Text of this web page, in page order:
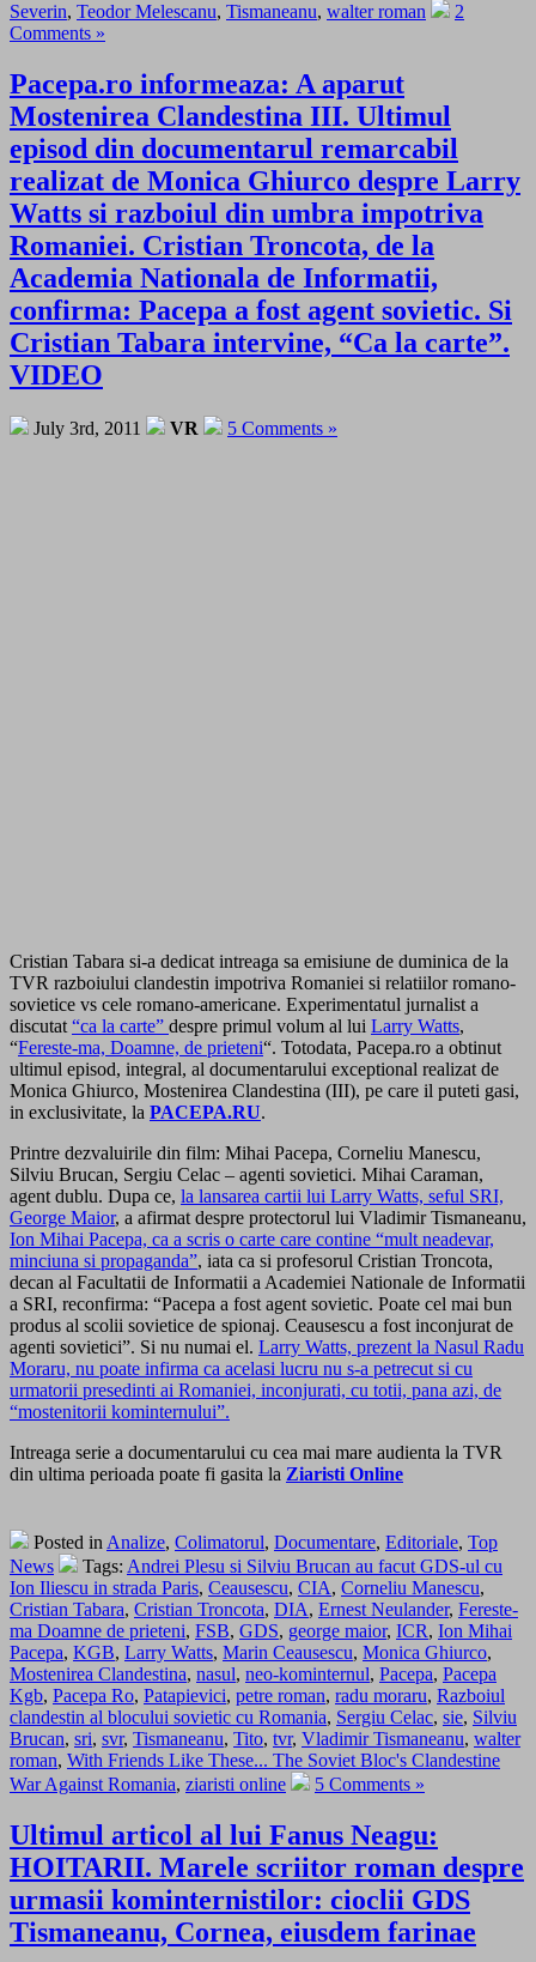
Severin, Teodor Melescanu, Tismaneanu, walter roman
2
Comments »
Pacepa.ro informeaza: A aparut
Mostenirea Clandestina III. Ultimul
episod din documentarul remarcabil
realizat de Monica Ghiurco despre Larry
Watts si razboiul din umbra impotriva
Romaniei. Cristian Troncota, de la
Academia Nationala de Informatii,
confirma: Pacepa a fost agent sovietic. Si
Cristian Tabara intervine, “Ca la carte”.
VIDEO
July 3rd, 2011 VR 5 Comments »
Cristian Tabara si-a dedicat intreaga sa emisiune de duminica de la
TVR razboiului clandestin impotriva Romaniei si relatiilor romano-
sovietice vs cele romano-americane. Experimentatul jurnalist a
discutat “ca la carte” despre primul volum al lui Larry Watts,
“Fereste-ma, Doamne, de prieteni“. Totodata, Pacepa.ro a obtinut
ultimul episod, integral, al documentarului exceptional realizat de
Monica Ghiurco, Mostenirea Clandestina (III), pe care il puteti gasi,
in exclusivitate, la PACEPA.RU.
Printre dezvaluirile din film: Mihai Pacepa, Corneliu Manescu,
Silviu Brucan, Sergiu Celac – agenti sovietici. Mihai Caraman,
agent dublu. Dupa ce, la lansarea cartii lui Larry Watts, seful SRI,
George Maior, a afirmat despre protectorul lui Vladimir Tismaneanu,
Ion Mihai Pacepa, ca a scris o carte care contine “mult neadevar,
minciuna si propaganda”, iata ca si profesorul Cristian Troncota,
decan al Facultatii de Informatii a Academiei Nationale de Informatii
a SRI, reconfirma: “Pacepa a fost agent sovietic. Poate cel mai bun
produs al scolii sovietice de spionaj. Ceausescu a fost inconjurat de
agenti sovietici”. Si nu numai el. Larry Watts, prezent la Nasul Radu
Moraru, nu poate infirma ca acelasi lucru nu s-a petrecut si cu
urmatorii presedinti ai Romaniei, inconjurati, cu totii, pana azi, de
“mostenitorii kominternului”.
Intreaga serie a documentarului cu cea mai mare audienta la TVR
din ultima perioada poate fi gasita la Ziaristi Online
Posted in Analize, Colimatorul, Documentare, Editoriale, Top
News
Tags: Andrei Plesu si Silviu Brucan au facut GDS-ul cu
Ion Iliescu in strada Paris, Ceausescu, CIA, Corneliu Manescu,
Cristian Tabara, Cristian Troncota, DIA, Ernest Neulander, Fereste-
ma Doamne de prieteni, FSB, GDS, george maior, ICR, Ion Mihai
Pacepa, KGB, Larry Watts, Marin Ceausescu, Monica Ghiurco,
Mostenirea Clandestina, nasul, neo-kominternul, Pacepa, Pacepa
Kgb, Pacepa Ro, Patapievici, petre roman, radu moraru, Razboiul
clandestin al blocului sovietic cu Romania, Sergiu Celac, sie, Silviu
Brucan, sri, svr, Tismaneanu, Tito, tvr, Vladimir Tismaneanu, walter
roman, With Friends Like These... The Soviet Bloc's Clandestine
War Against Romania, ziaristi online 5 Comments »
Ultimul articol al lui Fanus Neagu:
HOITARII. Marele scriitor roman despre
urmasii kominternistilor: cioclii GDS
Tismaneanu, Cornea, eiusdem farinae